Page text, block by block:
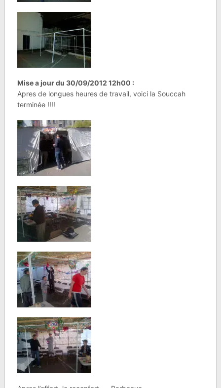
Mise a jour du 30/09/2012 12h00 :
Apres de longues heures de travail, voici la Souccah
terminée !!!!